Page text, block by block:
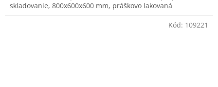
skladovanie, 800x600x600 mm, práškovo lakovaná
Kód: 109221